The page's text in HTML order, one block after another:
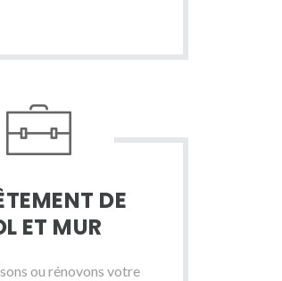
DE
ET MUR
ou rénovons votre